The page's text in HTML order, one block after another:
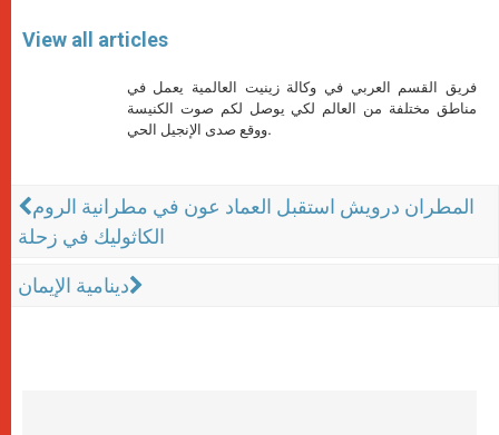
View all articles
فريق القسم العربي في وكالة زينيت العالمية يعمل في
مناطق مختلفة من العالم لكي يوصل لكم صوت الكنيسة
ووقع صدى الإنجيل الحي.
المطران درويش استقبل العماد عون في مطرانية الروم
الكاثوليك في زحلة
دينامية الإيمان